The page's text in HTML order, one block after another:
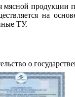
мясной продукции
на
ТУ.
о